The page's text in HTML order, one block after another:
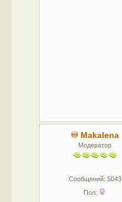
Makalena
Модератор
Сообщений: 5043
Пол: